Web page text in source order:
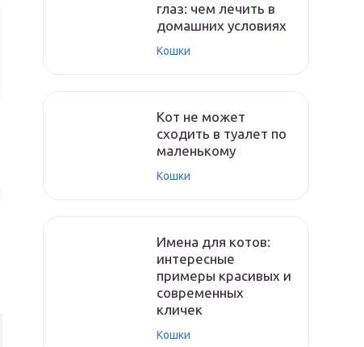
глаз: чем лечить в
домашних условиях
Кошки
Кот не может
сходить в туалет по
маленькому
Кошки
Имена для котов:
интересные
примеры красивых и
современных
кличек
Кошки